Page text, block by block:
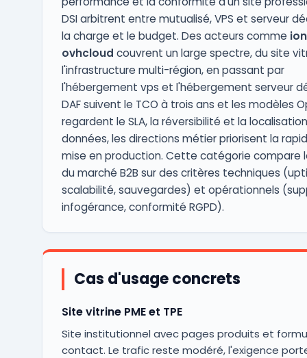
DSI arbitrent entre mutualisé, VPS et serveur
la charge et le budget. Des acteurs comme
ovhcloud couvrent un large spectre, du site
l'infrastructure multi-région, en passant par
l'hébergement vps et l'hébergement serveur
DAF suivent le TCO à trois ans et les modèles
regardent le SLA, la réversibilité et la
données, les directions métier priorisent la
mise en production. Cette catégorie compare
du marché B2B sur des critères techniques
scalabilité, sauvegardes) et opérationnels
infogérance, conformité RGPD).
Cas d'usage concrets
Site vitrine PME et TPE
Site institutionnel avec pages produits et
contact. Le trafic reste modéré, l'exigence porte